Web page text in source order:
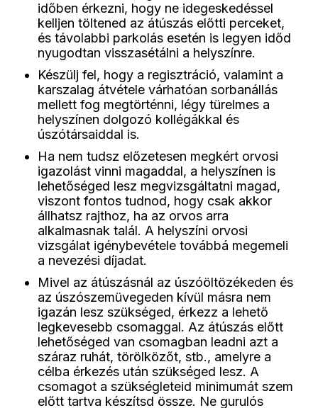
időben érkezni, hogy ne idegeskedéssel
kelljen töltened az átúszás előtti perceket,
és távolabbi parkolás esetén is legyen időd
nyugodtan visszasétálni a helyszínre.
Készülj fel, hogy a regisztráció, valamint a
karszalag átvétele várhatóan sorbanállás
mellett fog megtörténni, légy türelmes a
helyszínen dolgozó kollégákkal és
úszótársaiddal is.
Ha nem tudsz előzetesen megkért orvosi
igazolást vinni magaddal, a helyszínen is
lehetőséged lesz megvizsgáltatni magad,
viszont fontos tudnod, hogy csak akkor
állhatsz rajthoz, ha az orvos arra
alkalmasnak talál. A helyszíni orvosi
vizsgálat igénybevétele továbbá megemeli
a nevezési díjadat.
Mivel az átúszásnál az úszóöltözékeden és
az úszószemüvegeden kívül másra nem
igazán lesz szükséged, érkezz a lehető
legkevesebb csomaggal. Az átúszás előtt
lehetőséged van csomagban leadni azt a
száraz ruhát, törölközőt, stb., amelyre a
célba érkezés után szükséged lesz. A
csomagot a szükségleteid minimumát szem
előtt tartva készítsd össze. Ne gurulós